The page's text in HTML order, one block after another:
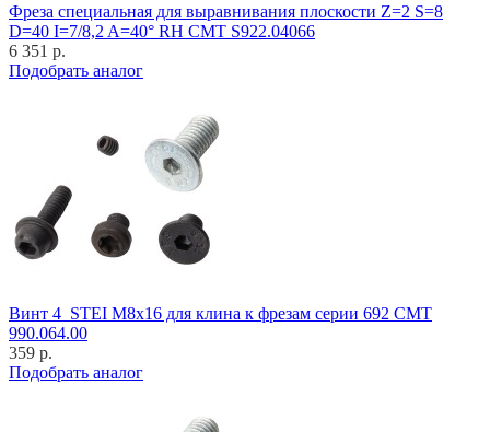
Фреза специальная для выравнивания плоскости Z=2 S=8
D=40 I=7/8,2 A=40° RH CMT S922.04066
6 351 р.
Подобрать аналог
Винт 4_STEI M8x16 для клина к фрезам серии 692 CMT
990.064.00
359 р.
Подобрать аналог